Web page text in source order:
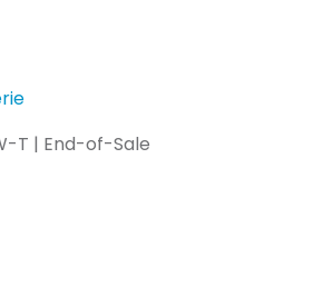
T | End-of-Sale